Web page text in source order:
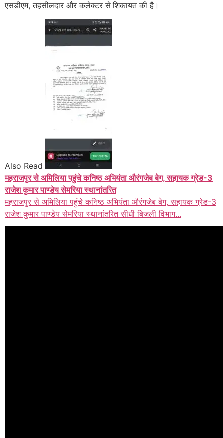
एसडीएम, तहसीलदार और कलेक्टर से शिकायत की है।
Also Read
महराजपुर से अमिलिया पहुंचे कनिष्ठ अभियंता औरंगजेब बेग, सहायक ग्रेड-3
राजेश कुमार पाण्डेय सेमरिया स्थानांतरित
महराजपुर से अमिलिया पहुंचे कनिष्ठ अभियंता औरंगजेब बेग, सहायक ग्रेड-3
राजेश कुमार पाण्डेय सेमरिया स्थानांतरित सीधी बिजली विभाग...